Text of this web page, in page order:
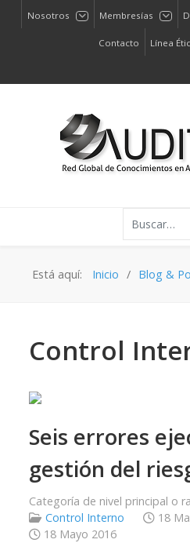
Nosotros Membresías
Contacto Línea
Está aquí: Inicio Blog &
Control
Seis errores
gestión del
Categoría de nivel principal o
Control Interno
18
18 Mayo 2016